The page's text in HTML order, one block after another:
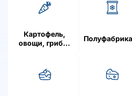
Картофель,
овощи, грибы,